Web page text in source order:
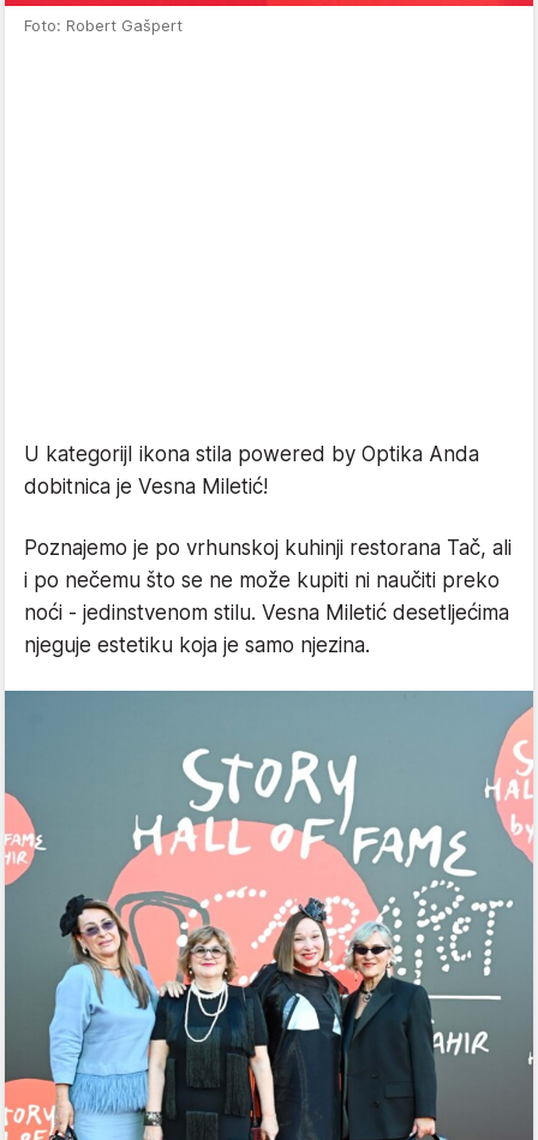
Foto: Robert Gašpert
U kategorijI ikona stila powered by Optika Anda
dobitnica je Vesna Miletić!
Poznajemo je po vrhunskoj kuhinji restorana Tač, ali
i po nečemu što se ne može kupiti ni naučiti preko
noći - jedinstvenom stilu. Vesna Miletić desetljećima
njeguje estetiku koja je samo njezina.